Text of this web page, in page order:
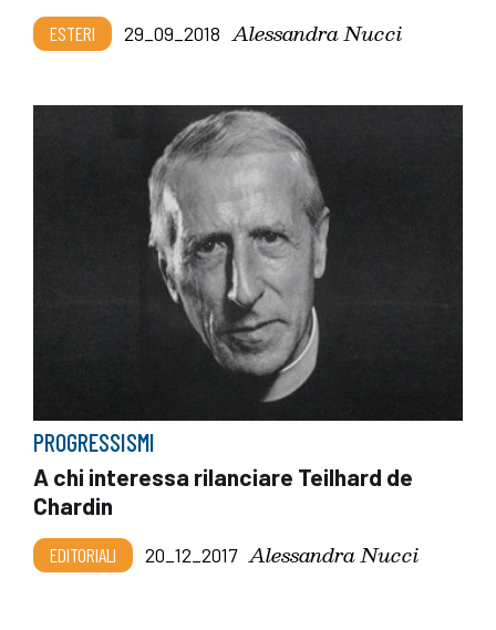
ESTERI 29_09_2018 Alessandra Nucci
PROGRESSISMI
A chi interessa rilanciare Teilhard de
Chardin
EDITORIALI 20_12_2017 Alessandra Nucci